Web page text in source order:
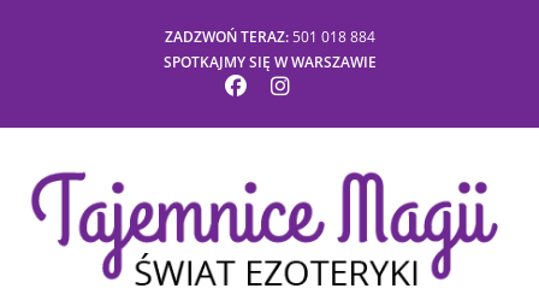
ZADZWOŃ TERAZ:501 018 884
SPOTKAJMY SIĘ W WARSZAWIE